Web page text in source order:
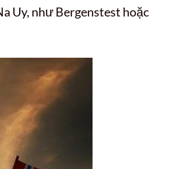
Uy, như Bergenstest hoặc